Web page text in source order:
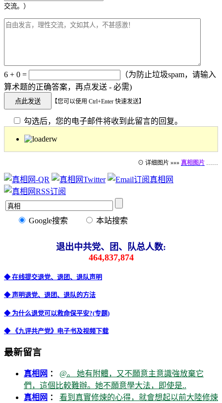
交流。）
6 + 0 =
（为防止垃圾spam，请输入
算术题的正确答案，再点发送 - 必需)
【您可以使用 Ctrl+Enter 快速发送】
勾选后，您的电子邮件将收到此留言的回复。
⊙ 详细图片 »»» 真相图片 ……
Google搜索 本站搜索
退出中共党、团、队总人数:
464,837,874
◆ 在线提交退党、退团、退队声明
◆ 声明退党、退团、退队的方法
◆ 为什么退党可以救命保平安?(专题)
◆ 《九评共产党》电子书及视频下载
最新留言
真相网 ： @。 她有附體，又不願意主意識強放棄它
們，這個比較難辦。她不願意學大法，即使是..
真相网 ： 看到真實修煉的心得，就會想起以前大陸修煉